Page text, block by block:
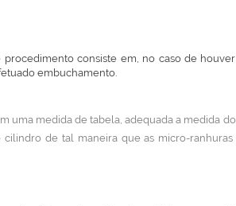
consiste em, no caso de
embuchamento.
uma medida de tabela, adequada a medida
de tal maneira que as micro-